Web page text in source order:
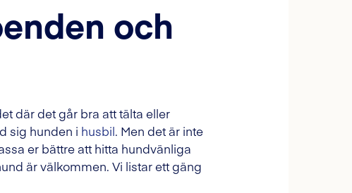
och
där det går bra att tälta eller
sig hunden i husbil. Men det är inte
er bättre att hitta hundvänliga
är välkommen. Vi listar ett gäng